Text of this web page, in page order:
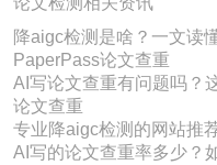
降aigc检测是啥？一文读
PaperPass论文查重
AI写论文查重有问题吗？
论文查重
专业降aigc检测的网站推
AI写的论文查重率多少？